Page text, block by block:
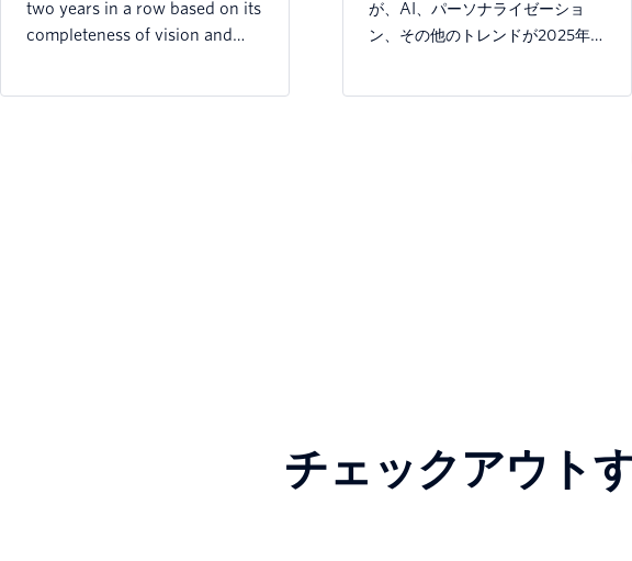
two years in a row based on its
completeness of vision and
が、AI、パーソナライゼーショ
ン、その他のトレンドが2025年以
チェックアウト